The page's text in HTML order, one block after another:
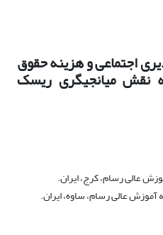
اجتماعی و هزینه حقوق
نقش میانجیگری ریسک
عالی رسام، کرج، ایران.
عالی رسام، ساوه، ایران.